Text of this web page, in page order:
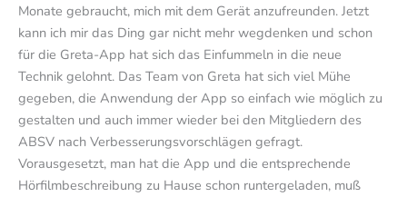
Monate gebraucht, mich mit dem Gerät anzufreunden. Jetzt
kann ich mir das Ding gar nicht mehr wegdenken und schon
für die Greta-App hat sich das Einfummeln in die neue
Technik gelohnt. Das Team von Greta hat sich viel Mühe
gegeben, die Anwendung der App so einfach wie möglich zu
gestalten und auch immer wieder bei den Mitgliedern des
ABSV nach Verbesserungsvorschlägen gefragt.
Vorausgesetzt, man hat die App und die entsprechende
Hörfilmbeschreibung zu Hause schon runtergeladen, muß